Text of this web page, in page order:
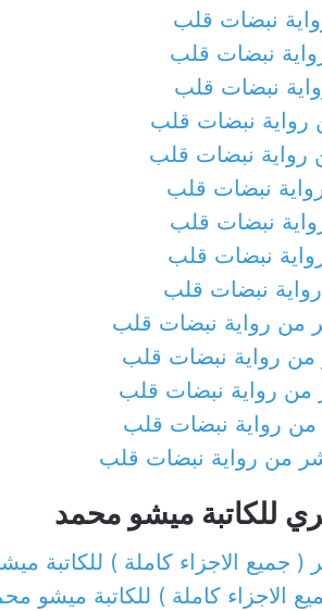
نبضات قلب
نبضات قلب
نبضات قلب
رواية نبضات قلب
رواية نبضات قلب
نبضات قلب
نبضات قلب
نبضات قلب
نبضات قلب
من رواية نبضات قلب
من رواية نبضات قلب
من رواية نبضات قلب
من رواية نبضات قلب
من رواية نبضات قلب
للكاتبة ميشو محمد
( جميع الاجزاء كاملة ) للكاتبة
الاجزاء كاملة ) للكاتبة ميشو